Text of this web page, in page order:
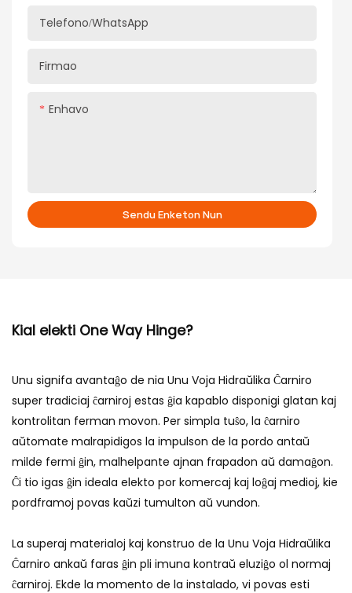
Telefono/WhatsApp
Firmao
Enhavo
Sendu Enketon Nun
Kial elekti One Way Hinge?
Unu signifa avantaĝo de nia Unu Voja Hidraŭlika Ĉarniro
super tradiciaj ĉarniroj estas ĝia kapablo disponigi glatan kaj
kontrolitan ferman movon. Per simpla tuŝo, la ĉarniro
aŭtomate malrapidigos la impulson de la pordo antaŭ
milde fermi ĝin, malhelpante ajnan frapadon aŭ damaĝon.
Ĉi tio igas ĝin ideala elekto por komercaj kaj loĝaj medioj, kie
pordframoj povas kaŭzi tumulton aŭ vundon.
La superaj materialoj kaj konstruo de la Unu Voja Hidraŭlika
Ĉarniro ankaŭ faras ĝin pli imuna kontraŭ eluziĝo ol normaj
ĉarniroj. Ekde la momento de la instalado, vi povas esti